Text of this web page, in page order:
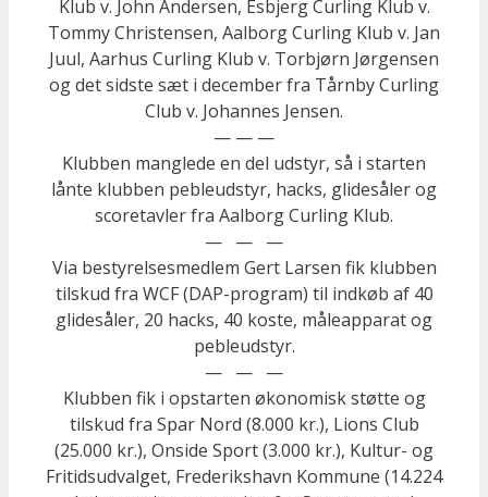
Klub v. John Andersen, Esbjerg Curling Klub v.
Tommy Christensen, Aalborg Curling Klub v. Jan
Juul, Aarhus Curling Klub v. Torbjørn Jørgensen
og det sidste sæt i december fra Tårnby Curling
Club v. Johannes Jensen.
— — —
Klubben manglede en del udstyr, så i starten
lånte klubben pebleudstyr, hacks, glidesåler og
scoretavler fra Aalborg Curling Klub.
— — —
Via bestyrelsesmedlem Gert Larsen fik klubben
tilskud fra WCF (DAP-program) til indkøb af 40
glidesåler, 20 hacks, 40 koste, måleapparat og
pebleudstyr.
— — —
Klubben fik i opstarten økonomisk støtte og
tilskud fra Spar Nord (8.000 kr.), Lions Club
(25.000 kr.), Onside Sport (3.000 kr.), Kultur- og
Fritidsudvalget, Frederikshavn Kommune (14.224